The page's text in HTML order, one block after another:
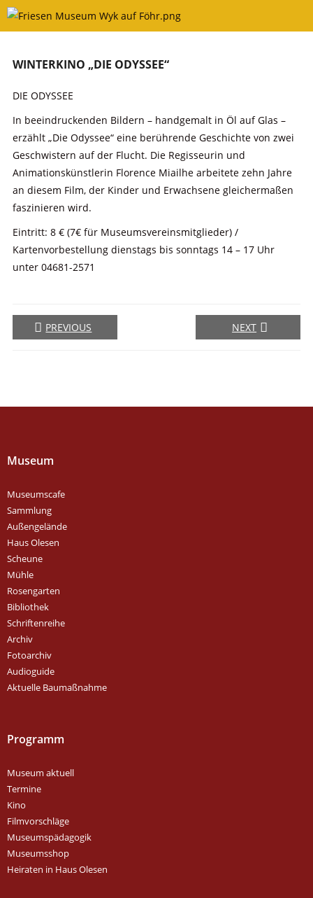
Skip
WINTERKINO „DIE ODYSSEE“
DIE ODYSSEE
In beeindruckenden Bildern – handgemalt in Öl auf Glas –
erzählt „Die Odyssee“ eine berührende Geschichte von zwei
Geschwistern auf der Flucht. Die Regisseurin und
Animationskünstlerin Florence Miailhe arbeitete zehn Jahre
an diesem Film, der Kinder und Erwachsene gleichermaßen
faszinieren wird.
Eintritt: 8 € (7€ für Museumsvereinsmitglieder) /
Kartenvorbestellung dienstags bis sonntags 14 – 17 Uhr
unter 04681-2571
PREVIOUS NEXT
Museum
Museumscafe
Sammlung
Außengelände
Haus Olesen
Scheune
Mühle
Rosengarten
Bibliothek
Schriftenreihe
Archiv
Fotoarchiv
Audioguide
Aktuelle Baumaßnahme
Programm
Museum aktuell
Termine
Kino
Filmvorschläge
Museumspädagogik
Museumsshop
Heiraten in Haus Olesen